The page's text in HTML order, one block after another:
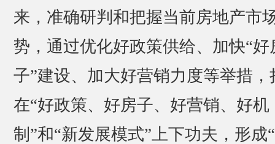
来，准确研判和把握当前房地产市
势，通过优化好政策供给、加快“好
子”建设、加大好营销力度等举措，
在“好政策、好房子、好营销、好机
制”和“新发展模式”上下功夫，形成